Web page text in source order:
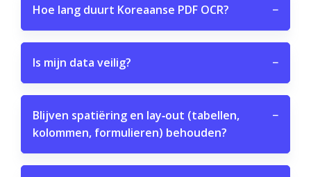
Hoe lang duurt Koreaanse PDF OCR? −
Is mijn data veilig? −
Blijven spatiëring en lay‑out (tabellen,
kolommen, formulieren) behouden?
−